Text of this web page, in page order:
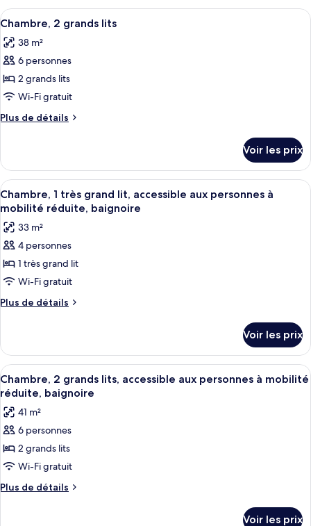
très
grand
lit
et
1
canapé-
lit
type
de
Chambre,
grand
lit
1
Shower)
Afficher
toutes
les
photos
pour
ce
type
de
Chambre,
grands
lits
Une chambre d’hôtel avec deux
4
Chambre, 2 grands lits
38 m²
6 personnes
2 grands lits
Wi-Fi gratuit
Plus de détails
Plus
le
type
de
chambre
2
grands
Voir les prix
Afficher
toutes
les
photos
pour
ce
type
de
1
très
grand
lit,
accessible
aux
personnes
à
mobilité
réduite,
Une chambre d’hôtel avec un lit, un
4
Chambre, 1 très grand lit, accessible aux personnes à
mobilité réduite, baignoire
33 m²
4 personnes
1 très grand lit
Wi-Fi gratuit
Plus de détails
Plus
le
type
de
chambre
Chambre,
très
grand
lit,
accessible
personnes
Voir les prix
Afficher
toutes
les
photos
pour
ce
type
de
Une chambre d’hôtel avec deux
4
Chambre, 2 grands lits, accessible aux personnes à mobilité
réduite, baignoire
41 m²
6 personnes
2 grands lits
Wi-Fi gratuit
Plus de détails
Plus
Voir les prix